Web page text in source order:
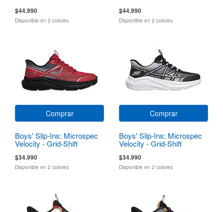
$44.990
Disponible en 2 colores
$44.990
Disponible en 2 colores
Comprar
Boys' Slip-Ins: Microspec
Velocity - Grid-Shift
$34.990
Disponible en 2 colores
Comprar
Boys' Slip-Ins: Microspec
Velocity - Grid-Shift
$34.990
Disponible en 2 colores